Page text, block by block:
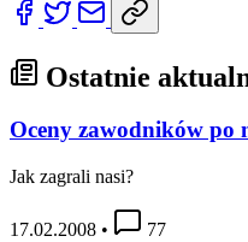
Ostatnie
Oceny zawodników po
Jak zagrali nasi?
17.02.2008 • 77